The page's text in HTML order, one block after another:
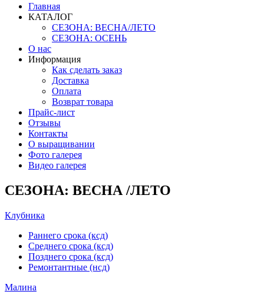
Главная
КАТАЛОГ
СЕЗОНА: ВЕСНА/ЛЕТО
СЕЗОНА: ОСЕНЬ
О нас
Информация
Как сделать заказ
Доставка
Оплата
Возврат товара
Прайс-лист
Отзывы
Контакты
О выращивании
Фото галерея
Видео галерея
СЕЗОНА: ВЕСНА /ЛЕТО
Клубника
Раннего срока (ксд)
Среднего срока (ксд)
Позднего срока (ксд)
Ремонтантные (нсд)
Малина